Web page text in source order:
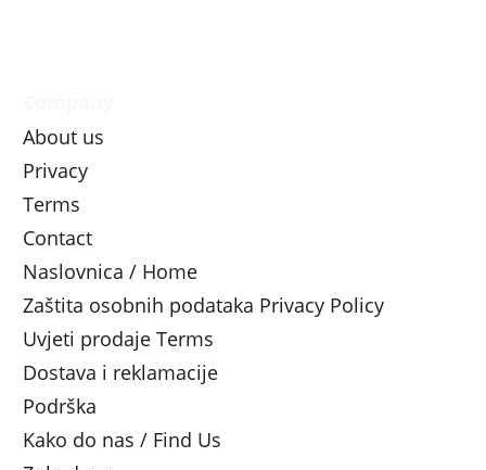
About us
Privacy
Terms
Contact
Naslovnica / Home
Zaštita osobnih podataka Privacy Policy
Uvjeti prodaje Terms
Dostava i reklamacije
Podrška
Kako do nas / Find Us